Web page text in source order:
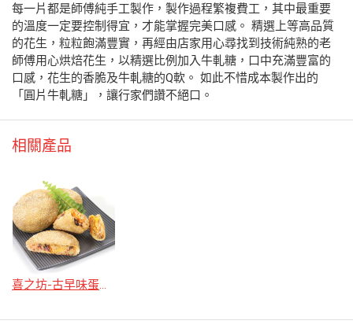
每一片都是師傅純手工製作，製作過程繁複費工，其中最重要
的溫度一定要控制得宜，才能掌握完美口感。 精選上等高品質
的花生，粒粒飽滿豐實，再經由店家用心尋找到技術純熟的老
師傅用心烘焙花生，以精選比例加入牛軋糖，口中充滿豐富的
口感，花生的香脆及牛軋糖的Q軟。 如此不惜成本製作出的
「圓片牛軋糖」，讓行家們讚不絕口。
相關產品
喜之坊-古早味蛋黃芝麻餅